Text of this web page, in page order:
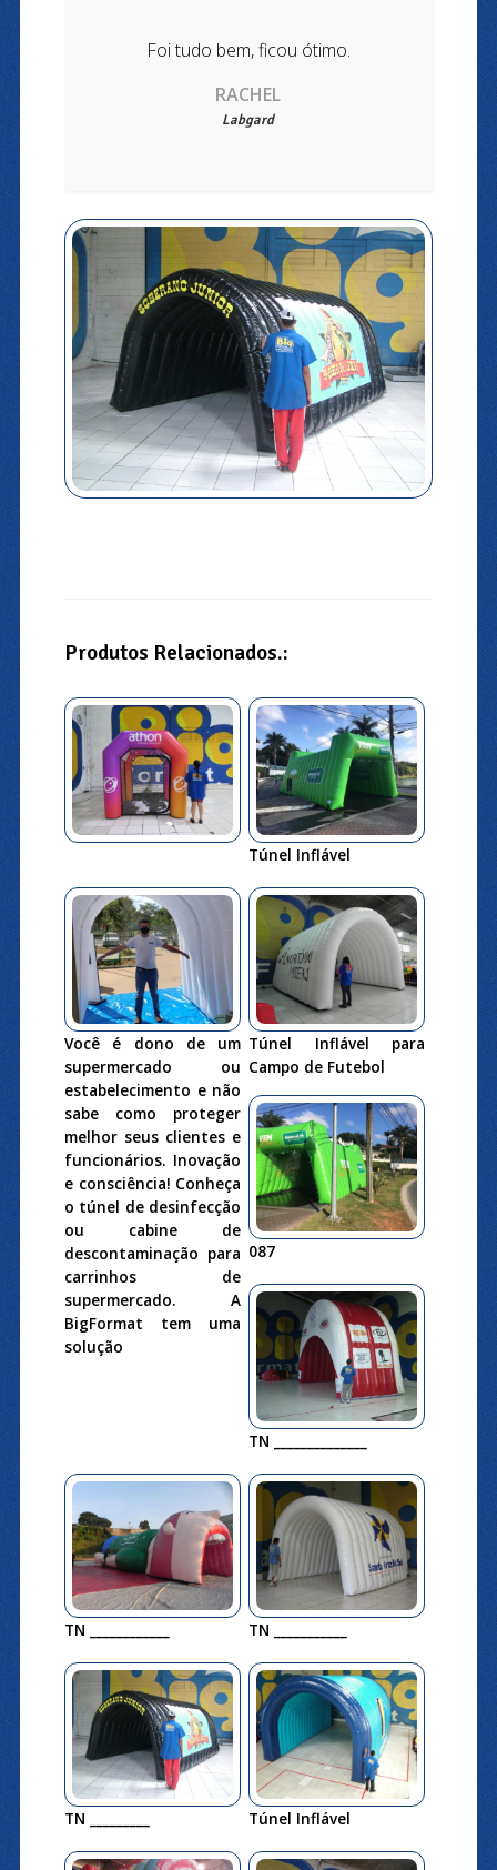
Foi tudo bem, ficou ótimo.
RACHEL
Labgard
Produtos Relacionados.:
Túnel Inflável
Você é dono de um
supermercado ou
estabelecimento e não
sabe como proteger
melhor seus clientes e
funcionários. Inovação
e consciência! Conheça
o túnel de desinfecção
ou cabine de
descontaminação para
carrinhos de
supermercado. A
BigFormat tem uma
solução
Túnel Inflável para
Campo de Futebol
087
TN ______________
TN ____________ TN ___________
TN _________ Túnel Inflável